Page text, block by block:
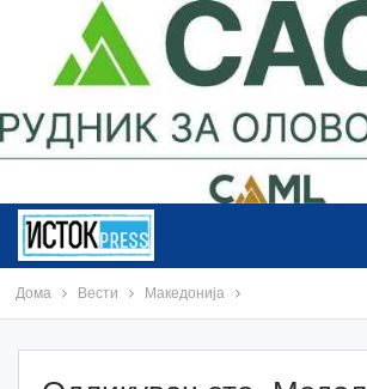
Дома Вести Македонија